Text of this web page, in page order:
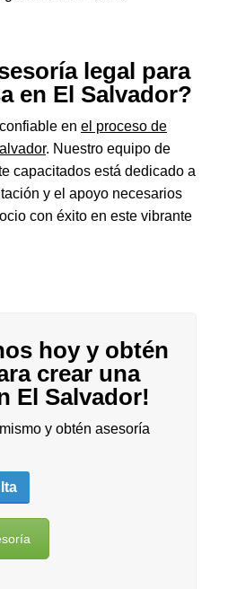
legal para
en El Salvador?
en el proceso de
. Nuestro equipo de
capacitados está dedicado a
y el apoyo necesarios
con éxito en este vibrante
hoy y obtén
crear una
El Salvador!
y obtén asesoría